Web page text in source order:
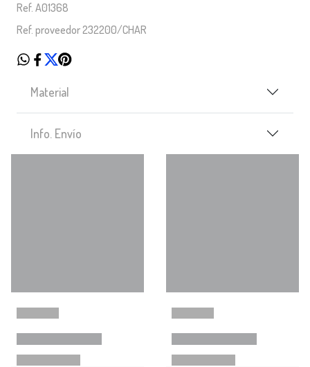
Ref. A01368
Ref. proveedor 232200/CHAR
Material
Info. Envío